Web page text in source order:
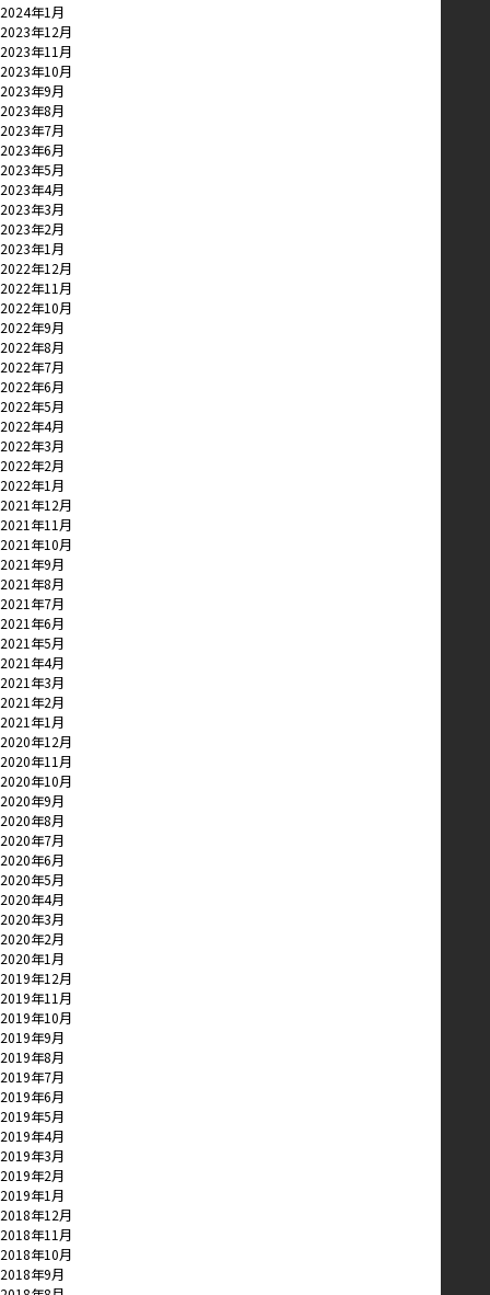
2024年1月
2023年12月
2023年11月
2023年10月
2023年9月
2023年8月
2023年7月
2023年6月
2023年5月
2023年4月
2023年3月
2023年2月
2023年1月
2022年12月
2022年11月
2022年10月
2022年9月
2022年8月
2022年7月
2022年6月
2022年5月
2022年4月
2022年3月
2022年2月
2022年1月
2021年12月
2021年11月
2021年10月
2021年9月
2021年8月
2021年7月
2021年6月
2021年5月
2021年4月
2021年3月
2021年2月
2021年1月
2020年12月
2020年11月
2020年10月
2020年9月
2020年8月
2020年7月
2020年6月
2020年5月
2020年4月
2020年3月
2020年2月
2020年1月
2019年12月
2019年11月
2019年10月
2019年9月
2019年8月
2019年7月
2019年6月
2019年5月
2019年4月
2019年3月
2019年2月
2019年1月
2018年12月
2018年11月
2018年10月
2018年9月